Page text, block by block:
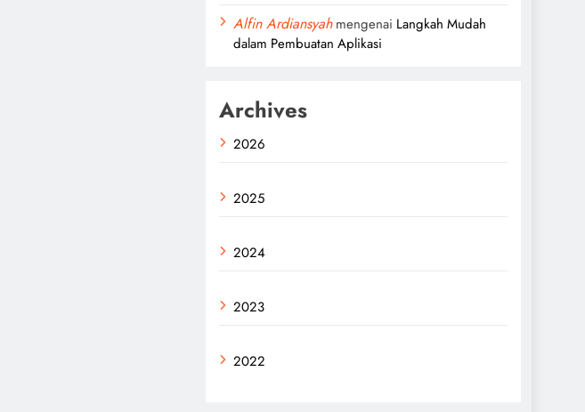
Alfin Ardiansyahmengenai Langkah Mudah
dalam Pembuatan Aplikasi
Archives
2026
2025
2024
2023
2022